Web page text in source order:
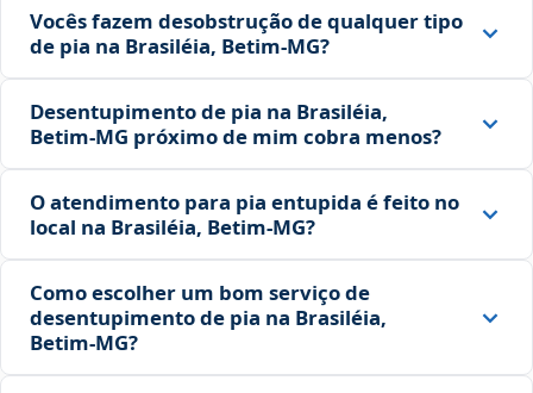
Vocês fazem desobstrução de qualquer tipo
de pia na Brasiléia, Betim‑MG?
Desentupimento de pia na Brasiléia,
Betim‑MG próximo de mim cobra menos?
O atendimento para pia entupida é feito no
local na Brasiléia, Betim‑MG?
Como escolher um bom serviço de
desentupimento de pia na Brasiléia,
Betim‑MG?